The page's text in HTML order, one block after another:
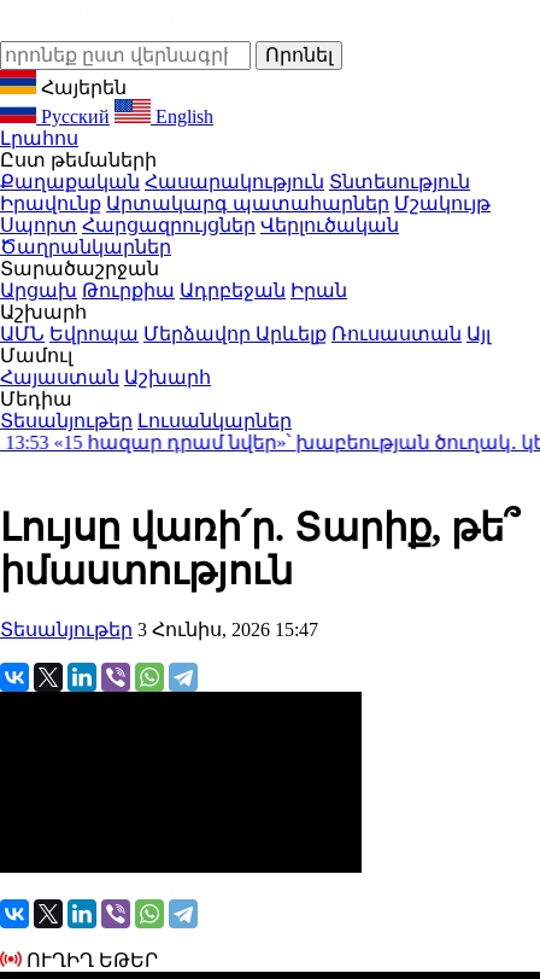
Հայերեն
Русский
English
Լրահոս
Ըստ թեմաների
Քաղաքական Հասարակություն Տնտեսություն
Իրավունք Արտակարգ պատահարներ Մշակույթ
Սպորտ Հարցազրույցներ Վերլուծական
Ծաղրանկարներ
Տարածաշրջան
Արցախ Թուրքիա Ադրբեջան Իրան
Աշխարհ
ԱՄՆ Եվրոպա Մերձավոր Արևելք Ռուսաստան Այլ
Մամուլ
Հայաստան Աշխարհ
Մեդիա
Տեսանյութեր Լուսանկարներ
«15 հազար դրամ նվեր»՝ խաբեության ծուղակ․
Լույսը վառի՛ր. Տարիք, թե՞
իմաստություն
Տեսանյութեր 3 Հունիս, 2026 15:47
ՈՒՂԻՂ ԵԹԵՐ